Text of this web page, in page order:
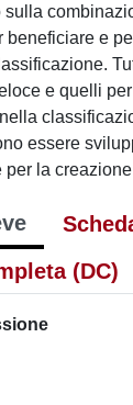
sulla
beneficiare e
e quelli
essere
la
(DC)